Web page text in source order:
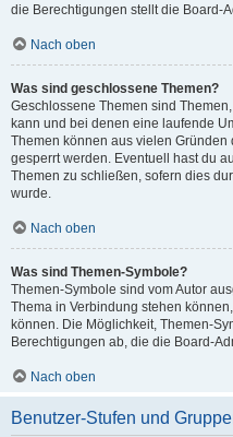
die Berechtigungen stellt die Board-
Nach oben
Was sind geschlossene Themen?
Geschlossene Themen sind
kann und bei denen eine laufende
Themen können aus vielen
gesperrt werden. Eventuell hast du
Themen zu schließen, sofern dies
wurde.
Nach oben
Was sind Themen-Symbole?
Themen-Symbole sind vom Autor
Thema in Verbindung stehen
können. Die Möglichkeit, Themen-
Berechtigungen ab, die die Board-
Nach oben
Benutzer-Stufen und